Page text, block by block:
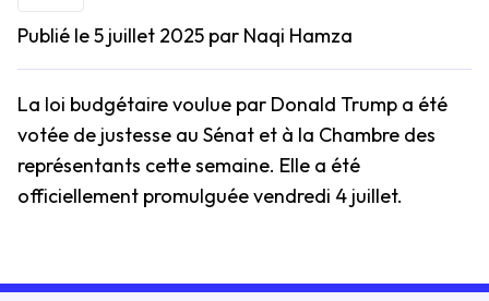
Publié le 5 juillet 2025 par Naqi Hamza
La loi budgétaire voulue par Donald Trump a été
votée de justesse au Sénat et à la Chambre des
représentants cette semaine. Elle a été
officiellement promulguée vendredi 4 juillet.